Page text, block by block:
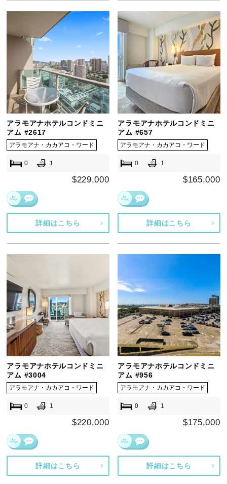
アラモアナホテルコンドミニ
アム #2617
アラモアナ・カカアコ・ワード
0 1
$229,000
詳細はこちら
アラモアナホテルコンドミニ
アム #657
アラモアナ・カカアコ・ワード
0 1
$165,000
詳細はこちら
アラモアナホテルコンドミニ
アム #3004
アラモアナ・カカアコ・ワード
0 1
$220,000
詳細はこちら
アラモアナホテルコンドミニ
アム #956
アラモアナ・カカアコ・ワード
0 1
$175,000
詳細はこちら